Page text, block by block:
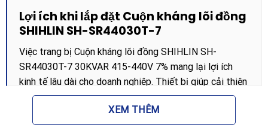
Lợi ích khi lắp đặt Cuộn kháng lõi đồng
SHIHLIN SH-SR44030T-7
Việc trang bị Cuộn kháng lõi đồng SHIHLIN SH-
SR44030T-7 30KVAR 415-440V 7% mang lại lợi ích
kinh tế lâu dài cho doanh nghiệp. Thiết bị giúp cải thiện
chất lượng điện năng bằng cách lọc nhiễu và làm sạch
dòng điện, từ đó bảo vệ các thiết bị nhạy cảm như máy
tính công nghiệp, PLC và các linh kiện điện tử khác. Đặc
XEM THÊM